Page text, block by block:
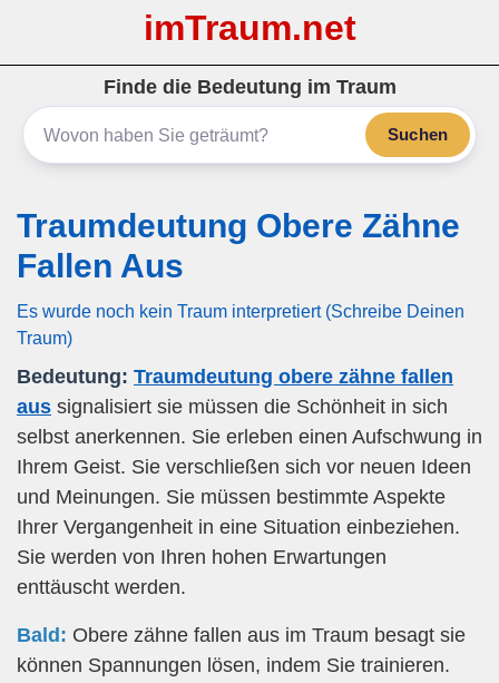
imTraum.net
Finde die Bedeutung im Traum
Suchen
Traumdeutung Obere Zähne
Fallen Aus
Es wurde noch kein Traum interpretiert (Schreibe Deinen
Traum)
Bedeutung: Traumdeutung obere zähne fallen
aus signalisiert sie müssen die Schönheit in sich
selbst anerkennen. Sie erleben einen Aufschwung in
Ihrem Geist. Sie verschließen sich vor neuen Ideen
und Meinungen. Sie müssen bestimmte Aspekte
Ihrer Vergangenheit in eine Situation einbeziehen.
Sie werden von Ihren hohen Erwartungen
enttäuscht werden.
Bald: Obere zähne fallen aus im Traum besagt sie
können Spannungen lösen, indem Sie trainieren.